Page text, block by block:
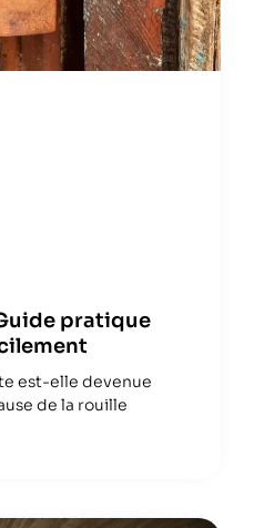
pratique
est-elle devenue
de la rouille